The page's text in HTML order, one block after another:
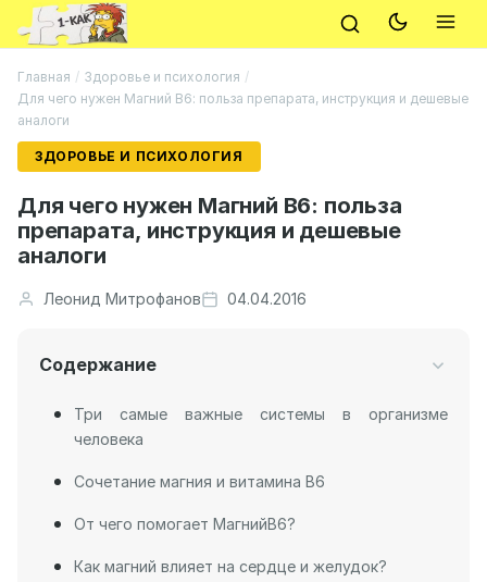
Главная / Здоровье и психология /
Для чего нужен Магний В6: польза препарата, инструкция и дешевые
аналоги
ЗДОРОВЬЕ И ПСИХОЛОГИЯ
Для чего нужен Магний В6: польза
препарата, инструкция и дешевые
аналоги
Леонид Митрофанов 04.04.2016
Содержание
Три самые важные системы в организме
человека
Сочетание магния и витамина B6
От чего помогает МагнийB6?
Как магний влияет на сердце и желудок?